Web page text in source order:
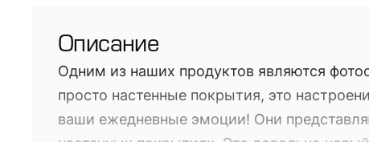
Описание
Одним из наших продуктов являются
просто настенные покрытия, это
ваши ежедневные эмоции! Они